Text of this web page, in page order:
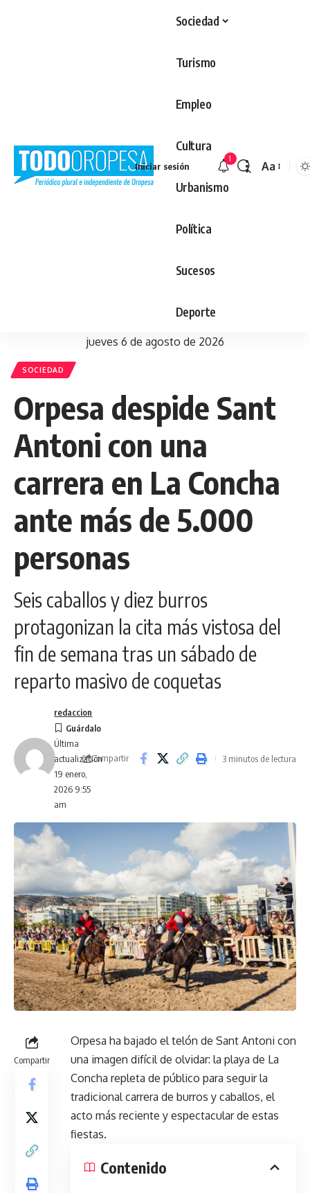
Sociedad
Turismo
Empleo
Cultura
Urbanismo
Política
Sucesos
Deporte
Iniciar sesión
1
Aa
jueves 6 de agosto de 2026
SOCIEDAD
Orpesa despide Sant
Antoni con una
carrera en La Concha
ante más de 5.000
personas
Seis caballos y diez burros
protagonizan la cita más vistosa del
fin de semana tras un sábado de
reparto masivo de coquetas
Última
actualización
19 enero,
2026 9:55
am
redaccion
Compartir 3 minutos de lectura
Compartir
Orpesa ha bajado el telón de Sant Antoni con
una imagen difícil de olvidar: la playa de La
Concha repleta de público para seguir la
tradicional carrera de burros y caballos, el
acto más reciente y espectacular de estas
fiestas.
Contenido